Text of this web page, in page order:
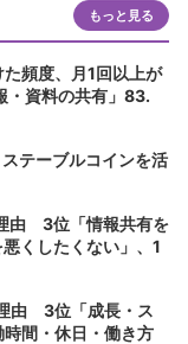
もっと見る
頻度、月1回以上が
資料の共有」83.
テーブルコインを活
由 3位「情報共有を
くしたくない」、1
由 3位「成長・ス
間・休日・働き方